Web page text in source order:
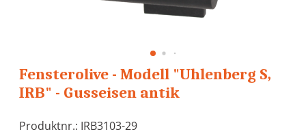
Fensterolive - Modell "Uhlenberg S,
IRB" - Gusseisen antik
Produktnr.: IRB3103-29